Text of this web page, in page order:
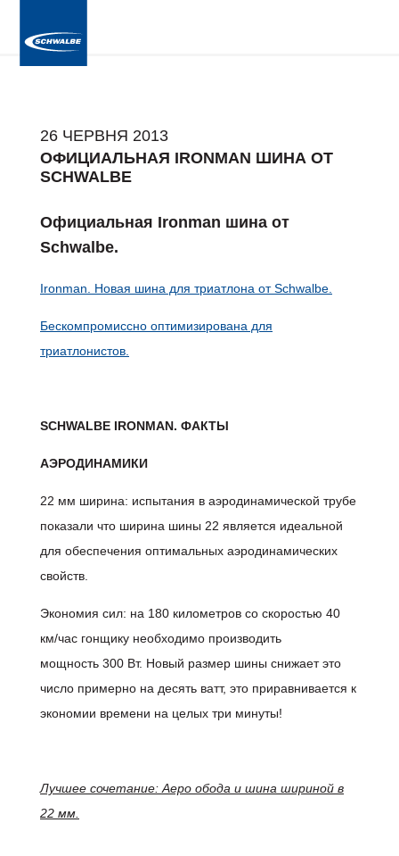
26 ЧЕРВНЯ 2013
ОФИЦИАЛЬНАЯ IRONMAN ШИНА ОТ
SCHWALBE
Официальная Ironman шина от
Schwalbe.
Ironman. Новая шина для триатлона от Schwalbe.
Бескомпромиссно оптимизирована для
триатлонистов.
SCHWALBE IRONMAN. ФАКТЫ
АЭРОДИНАМИКИ
22 мм ширина: испытания в аэродинамической трубе
показали что ширина шины 22 является идеальной
для обеспечения оптимальных аэродинамических
свойств.
Экономия сил: на 180 километров со скоростью 40
км/час гонщику необходимо производить
мощность 300 Вт. Новый размер шины снижает это
число примерно на десять ватт, это приравнивается к
экономии времени на целых три минуты!
Лучшее сочетание: Аеро обода и шина шириной в
22 мм.